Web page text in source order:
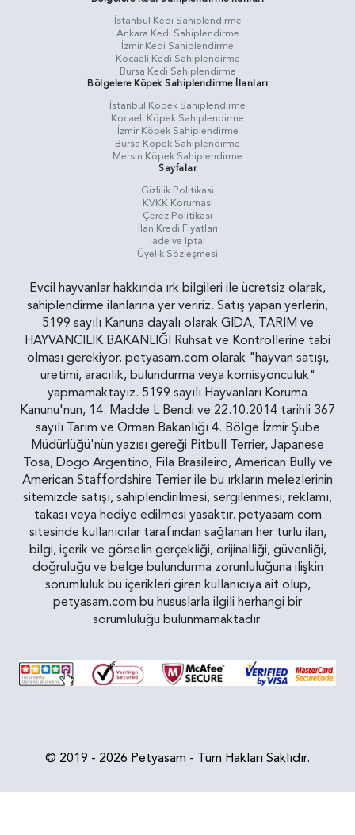
İstanbul Kedi Sahiplendirme
Ankara Kedi Sahiplendirme
İzmir Kedi Sahiplendirme
Kocaeli Kedi Sahiplendirme
Bursa Kedi Sahiplendirme
Bölgelere Köpek Sahiplendirme İlanları
İstanbul Köpek Sahiplendirme
Kocaeli Köpek Sahiplendirme
İzmir Köpek Sahiplendirme
Bursa Köpek Sahiplendirme
Mersin Köpek Sahiplendirme
Sayfalar
Gizlilik Politikasi
KVKK Koruması
Çerez Politikası
İlan Kredi Fiyatları
İade ve İptal
Üyelik Sözleşmesi
Evcil hayvanlar hakkında ırk bilgileri ile ücretsiz olarak,
sahiplendirme ilanlarına yer veririz. Satış yapan yerlerin,
5199 sayılı Kanuna dayalı olarak GIDA, TARIM ve
HAYVANCILIK BAKANLIĞI Ruhsat ve Kontrollerine tabi
olması gerekiyor. petyasam.com olarak "hayvan satışı,
üretimi, aracılık, bulundurma veya komisyonculuk"
yapmamaktayız. 5199 sayılı Hayvanları Koruma
Kanunu'nun, 14. Madde L Bendi ve 22.10.2014 tarihli 367
sayılı Tarım ve Orman Bakanlığı 4. Bölge İzmir Şube
Müdürlüğü'nün yazısı gereği Pitbull Terrier, Japanese
Tosa, Dogo Argentino, Fila Brasileiro, American Bully ve
American Staffordshire Terrier ile bu ırkların melezlerinin
sitemizde satışı, sahiplendirilmesi, sergilenmesi, reklamı,
takası veya hediye edilmesi yasaktır. petyasam.com
sitesinde kullanıcılar tarafından sağlanan her türlü ilan,
bilgi, içerik ve görselin gerçekliği, orijinalliği, güvenliği,
doğruluğu ve belge bulundurma zorunluluğuna ilişkin
sorumluluk bu içerikleri giren kullanıcıya ait olup,
petyasam.com bu hususlarla ilgili herhangi bir
sorumluluğu bulunmamaktadır.
© 2019 - 2026 Petyasam - Tüm Hakları Saklıdır.